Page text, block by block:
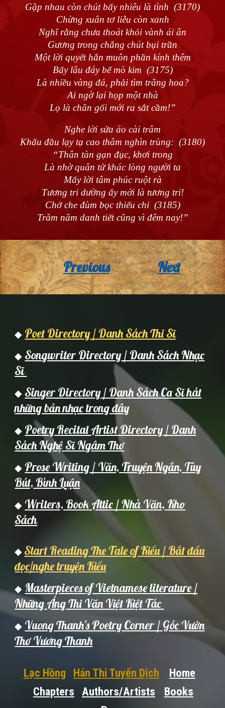
Gặp nhau còn chút bấy nhiêu là tình (3170)
Chừng xuân tơ liễu còn xanh
Nghĩ rằng chưa thoát khỏi vành ái ân
Gương trong chẳng chút bụi trần
Một lời quyết hẳn muôn phần kính thêm
Bấy lâu đáy bể mò kim (3175)
Là nhiều vàng đá, phải tìm trăng hoa?
Ai ngờ lại họp một nhà
Lọ là chăn gối mới ra sắt cầm!”
Nghe lời sửa áo cài trâm
Khấu đầu lạy tạ cao thâm nghìn trùng: (3180)
“Thân tàn gạn đục, khơi trong
Là nhờ quân tử khác lòng người ta
Mấy lời tâm phúc ruột rà
Tương tri dường ấy mới là tương tri!
Chở che đùm bọc thiếu chi (3185)
Trăm năm danh tiết cũng vì đêm nay!”
Previous Next
◆ Poet Directory / Danh Sách Thi Sĩ
◆ Songwriter Directory / Danh Sách Nhạc
Sĩ
◆ Singer Directory / Danh Sách Ca Sĩ hát
những bản nhạc trong đây
◆ Poetry Recital Artist Directory / Danh
Sách Nghệ Sĩ Ngâm Thơ
◆ Prose Writing / Văn, Truyện Ngắn, Tùy
Bút, Bình Luận
◆ Writers, Book Attic / Nhà Văn, Kho
Sách
◆ Start Reading The Tale of Kiều / Bắt đầu
đọc/nghe truyện Kiều
◆ Masterpieces of Vietnamese literature /
Những Áng Thi Văn Việt Kiệt Tác
◆ Vuong Thanh's Poetry Corner / Góc Vườn
Thơ Vương Thanh
Lạc Hồng Hán Thi Tuyển Dịch
Home
Chapters Authors/Artists
Books